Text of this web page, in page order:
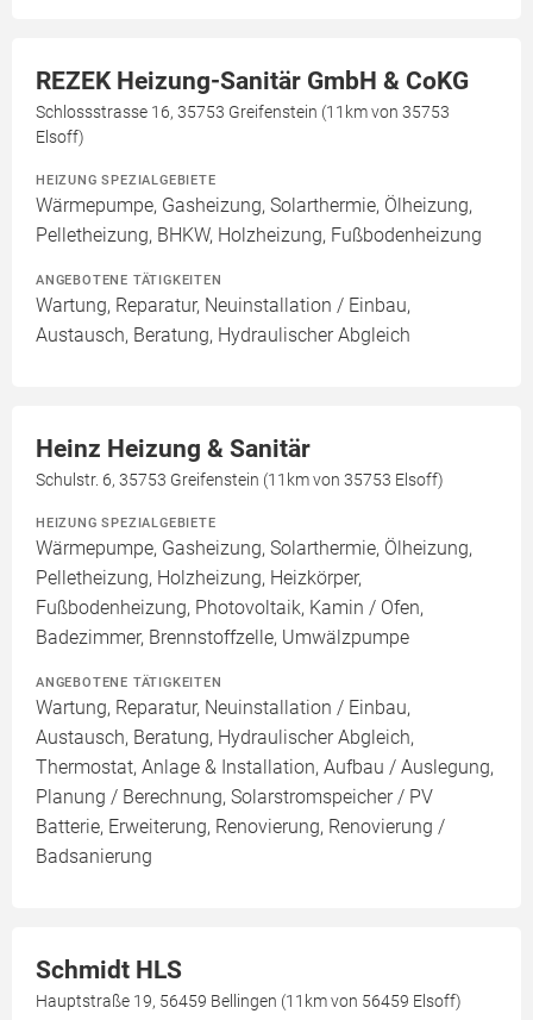
REZEK Heizung-Sanitär GmbH & CoKG
Schlossstrasse 16, 35753 Greifenstein (11km von 35753
Elsoff)
HEIZUNG SPEZIALGEBIETE
Wärmepumpe, Gasheizung, Solarthermie, Ölheizung,
Pelletheizung, BHKW, Holzheizung, Fußbodenheizung
ANGEBOTENE TÄTIGKEITEN
Wartung, Reparatur, Neuinstallation / Einbau,
Austausch, Beratung, Hydraulischer Abgleich
Heinz Heizung & Sanitär
Schulstr. 6, 35753 Greifenstein (11km von 35753 Elsoff)
HEIZUNG SPEZIALGEBIETE
Wärmepumpe, Gasheizung, Solarthermie, Ölheizung,
Pelletheizung, Holzheizung, Heizkörper,
Fußbodenheizung, Photovoltaik, Kamin / Ofen,
Badezimmer, Brennstoffzelle, Umwälzpumpe
ANGEBOTENE TÄTIGKEITEN
Wartung, Reparatur, Neuinstallation / Einbau,
Austausch, Beratung, Hydraulischer Abgleich,
Thermostat, Anlage & Installation, Aufbau / Auslegung,
Planung / Berechnung, Solarstromspeicher / PV
Batterie, Erweiterung, Renovierung, Renovierung /
Badsanierung
Schmidt HLS
Hauptstraße 19, 56459 Bellingen (11km von 56459 Elsoff)